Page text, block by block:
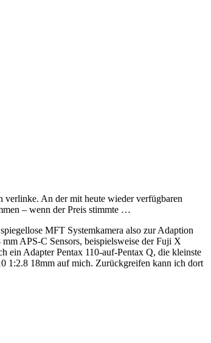
verlinke. An der mit heute wieder verfügbaren
– wenn der Preis stimmte …
MFT Systemkamera also zur Adaption
APS-C Sensors, beispielsweise der Fuji X
ein Adapter Pentax 110-auf-Pentax Q, die kleinste
1:2.8 18mm auf mich. Zurückgreifen kann ich dort